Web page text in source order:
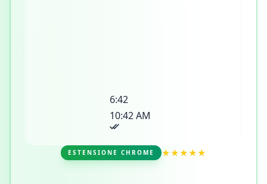
6:42
10:42 AM
ESTENSIONE CHROME ★★★★★